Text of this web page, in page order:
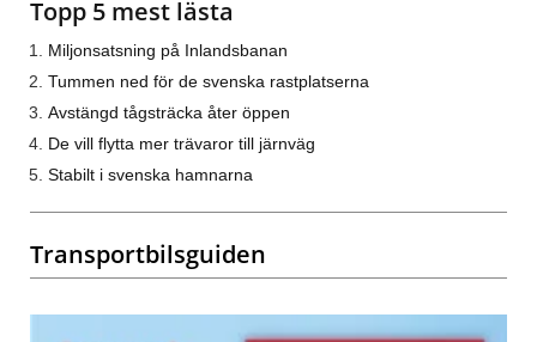
Topp 5 mest lästa
Miljonsatsning på Inlandsbanan
Tummen ned för de svenska rastplatserna
Avstängd tågsträcka åter öppen
De vill flytta mer trävaror till järnväg
Stabilt i svenska hamnarna
Transportbilsguiden